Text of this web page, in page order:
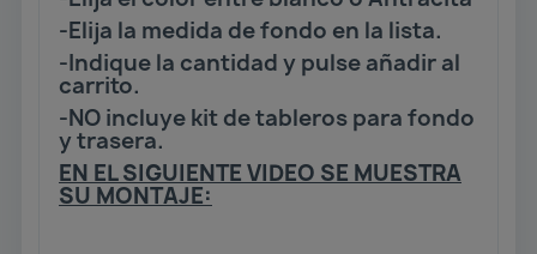
-Elija la medida de fondo en la lista.
-Indique la cantidad y pulse añadir al
carrito.
-NO incluye kit de tableros para fondo
y trasera.
EN EL SIGUIENTE VIDEO SE MUESTRA
SU MONTAJE: